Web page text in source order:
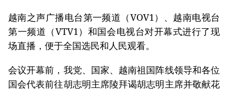
越南之声广播电台第一频道（VOV1）、越南电视台
第一频道（VTV1）和国会电视台对开幕式进行了现
场直播，便于全国选民和人民观看。
会议开幕前，我党、国家、越南祖国阵线领导和各位
国会代表前往胡志明主席陵拜谒胡志明主席并敬献花